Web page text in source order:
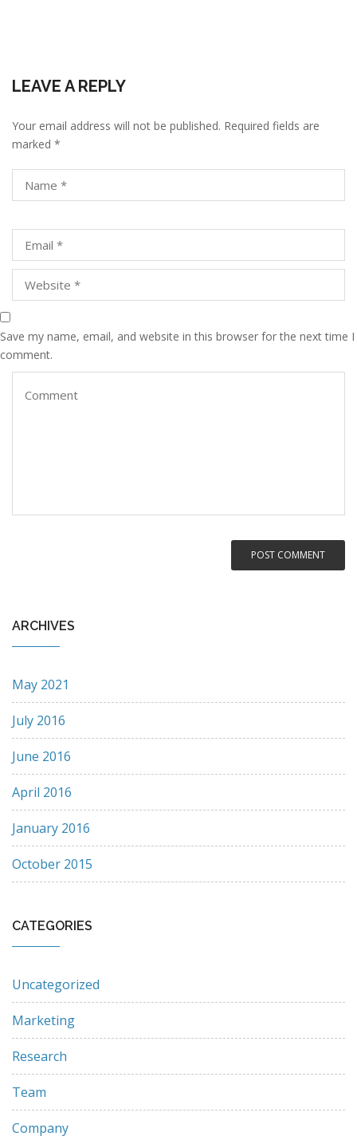
LEAVE A REPLY
Your email address will not be published. Required fields are
marked *
Save my name, email, and website in this browser for the next time I
comment.
ARCHIVES
May 2021
July 2016
June 2016
April 2016
January 2016
October 2015
CATEGORIES
Uncategorized
Marketing
Research
Team
Company